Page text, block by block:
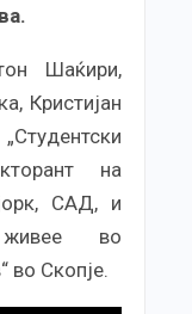
Шаќири,
Кристијан
на
САД, и
во
во Скопје.